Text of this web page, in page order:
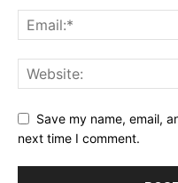
Save my name, email,
next time I comment.